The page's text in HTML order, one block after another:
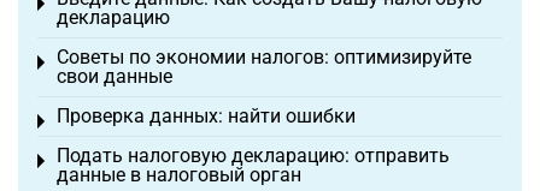
декларацию
Toggle menu
Советы по экономии налогов: оптимизируйте
свои данные
Toggle menu
Проверка данных: найти ошибки
Toggle menu
Подать налоговую декларацию: отправить
данные в налоговый орган
Toggle menu